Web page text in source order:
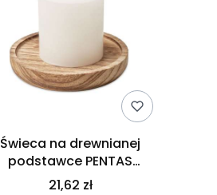
Świeca na drewnianej
podstawce PENTAS
MO6282-40
21,62 zł